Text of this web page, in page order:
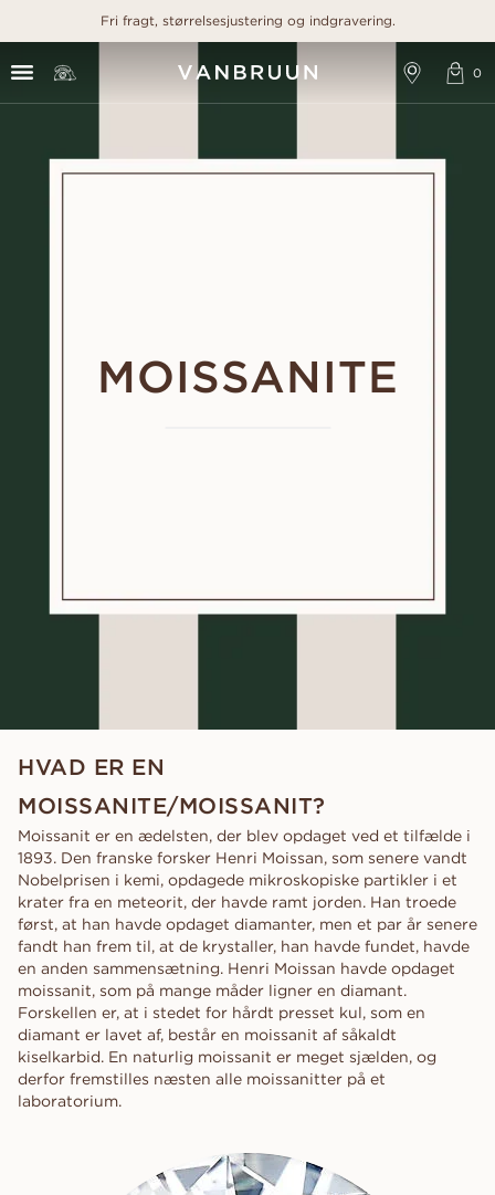
Fri fragt, størrelsesjustering og indgravering.
MOISSANITE
HVAD ER EN
MOISSANITE/MOISSANIT?
Moissanit er en ædelsten, der blev opdaget ved et tilfælde i
1893. Den franske forsker Henri Moissan, som senere vandt
Nobelprisen i kemi, opdagede mikroskopiske partikler i et
krater fra en meteorit, der havde ramt jorden. Han troede
først, at han havde opdaget diamanter, men et par år senere
fandt han frem til, at de krystaller, han havde fundet, havde
en anden sammensætning. Henri Moissan havde opdaget
moissanit, som på mange måder ligner en diamant.
Forskellen er, at i stedet for hårdt presset kul, som en
diamant er lavet af, består en moissanit af såkaldt
kiselkarbid. En naturlig moissanit er meget sjælden, og
derfor fremstilles næsten alle moissanitter på et
laboratorium.